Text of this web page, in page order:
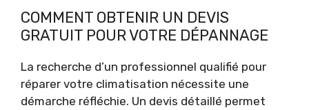
COMMENT OBTENIR UN DEVIS
GRATUIT POUR VOTRE DÉPANNAGE
La recherche d’un professionnel qualifié pour
réparer votre climatisation nécessite une
démarche réfléchie. Un devis détaillé permet